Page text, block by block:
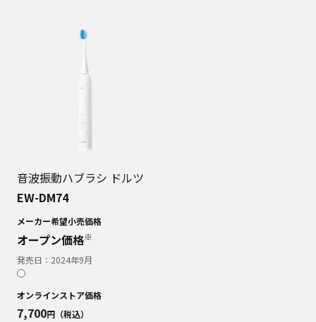
音波振動ハブラシ ドルツ
EW-DM74
メーカー希望小売価格
オープン価格※
発売日： 2024年9月
オンラインストア価格
7,700円（税込）